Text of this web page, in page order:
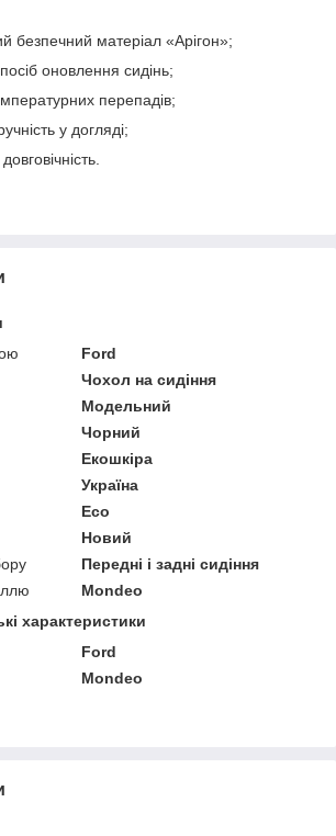
безпечний матеріал «Арігон»;
оновлення сидінь;
перепадів;
у догляді;
Ford
Чохол на сидіння
Модельний
Чорний
Екошкіра
Україна
Eco
Новий
Передні і задні сидіння
Mondeo
характеристики
Ford
Mondeo